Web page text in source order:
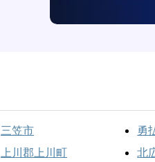
三笠市
上川郡上川町
勇
北